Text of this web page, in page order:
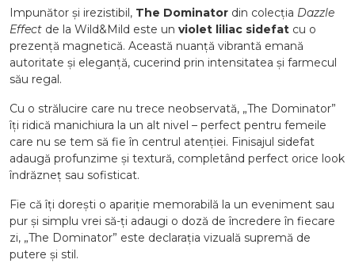
Impunător și irezistibil, The Dominator din colecția Dazzle
Effect de la Wild&Mild este un violet liliac sidefat cu o
prezență magnetică. Această nuanță vibrantă emană
autoritate și eleganță, cucerind prin intensitatea și farmecul
său regal.
Cu o strălucire care nu trece neobservată, „The Dominator”
îți ridică manichiura la un alt nivel – perfect pentru femeile
care nu se tem să fie în centrul atenției. Finisajul sidefat
adaugă profunzime și textură, completând perfect orice look
îndrăzneț sau sofisticat.
Fie că îți dorești o apariție memorabilă la un eveniment sau
pur și simplu vrei să-ți adaugi o doză de încredere în fiecare
zi, „The Dominator” este declarația vizuală supremă de
putere și stil.